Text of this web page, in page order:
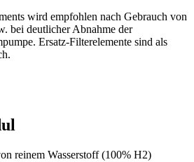
wird empfohlen nach Gebrauch von
bei deutlicher Abnahme der
Ersatz-Filterelemente sind als
reinem Wasserstoff (100% H2)